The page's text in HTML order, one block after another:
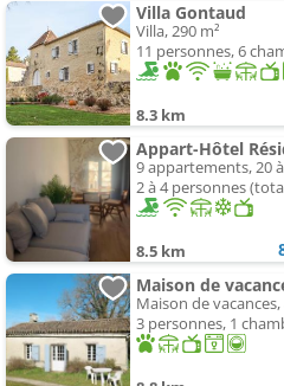
Villa Gontaud
Villa, 290 m²
11 personnes, 6
8.3 km
Appart-Hôtel
9 appartements, 20
2 à 4 personnes
8.5 km
Maison de
Maison de vacances,
3 personnes, 1